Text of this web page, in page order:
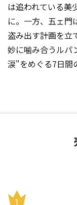
は追われている美
に。一方、五ェ門
盗み出す計画を立
妙に噛み合うルパ
涙"をめぐる7日間